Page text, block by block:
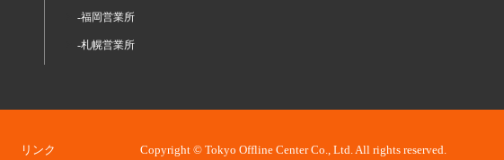
-福岡営業所
-札幌営業所
リンク Copyright © Tokyo Offline Center Co., Ltd. All rights reserved.